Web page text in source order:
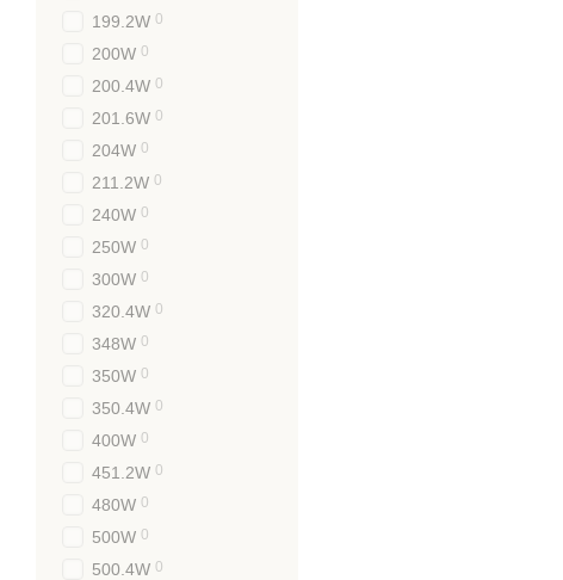
199.2W 0
200W 0
200.4W 0
201.6W 0
204W 0
211.2W 0
240W 0
250W 0
300W 0
320.4W 0
348W 0
350W 0
350.4W 0
400W 0
451.2W 0
480W 0
500W 0
500.4W 0